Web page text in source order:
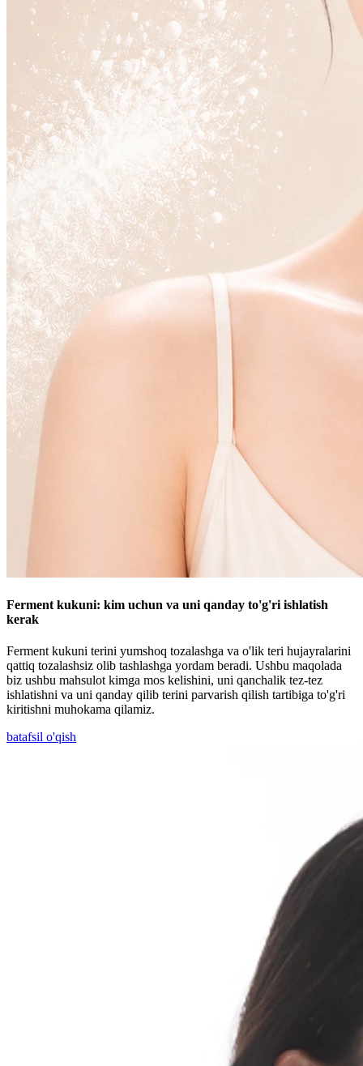
Ferment kukuni: kim uchun va uni qanday to'g'ri ishlatish
kerak
Ferment kukuni terini yumshoq tozalashga va o'lik teri hujayralarini
qattiq tozalashsiz olib tashlashga yordam beradi. Ushbu maqolada
biz ushbu mahsulot kimga mos kelishini, uni qanchalik tez-tez
ishlatishni va uni qanday qilib terini parvarish qilish tartibiga to'g'ri
kiritishni muhokama qilamiz.
batafsil o'qish